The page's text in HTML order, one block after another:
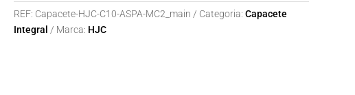
HJC
C10
ASPA
REF: Capacete-HJC-C10-ASPA-MC2_main Categoria: Capacete
Integral
Marca: HJC